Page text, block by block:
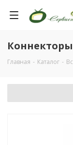
Главная - Каталог -